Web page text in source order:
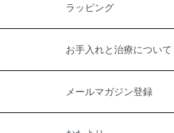
ラッピング
お手入れと治療について
メールマガジン登録